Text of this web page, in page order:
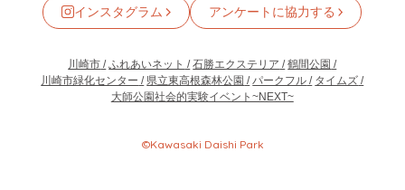
インスタグラム アンケートに協力する
川崎市 ふれあいネット 石勝エクステリア
鶴間公園
川崎市緑化センター
県立東高根森林公園 パークフル
タイムズ
大師公園社会的実験イベント~NEXT~
©Kawasaki Daishi Park